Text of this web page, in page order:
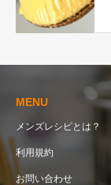
MENU
メンズレシピとは？
利用規約
お問い合わせ